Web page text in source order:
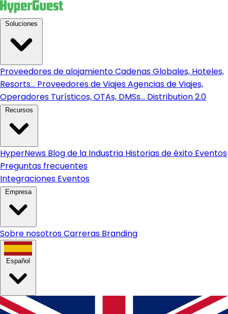
Proveedores de alojamientoCadenas Globales, Hoteles,
Resorts... Proveedores de ViajesAgencias de Viajes,
Operadores Turísticos, OTAs, DMSs... Distribution 2.0
HyperNews Blog de la Industria Historias de éxito Eventos
Preguntas frecuentes
Integraciones Eventos
Empresa
Sobre nosotrosCarreras Branding
Español